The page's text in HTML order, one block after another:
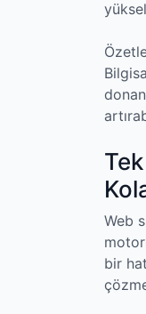
Web
bir